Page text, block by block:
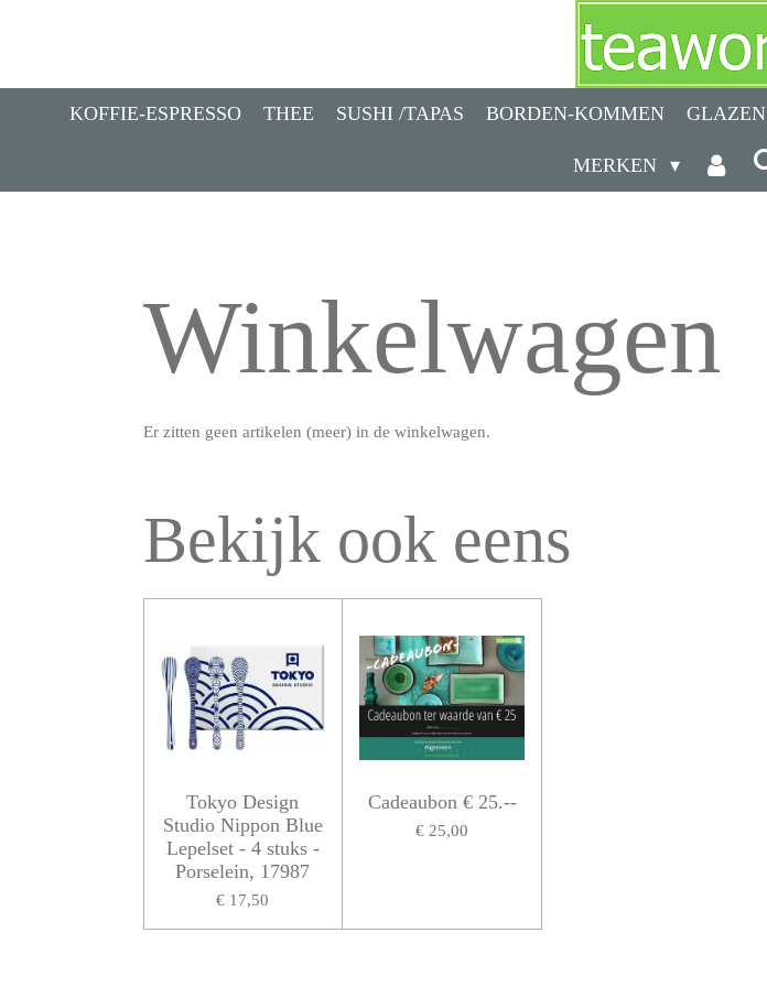
de
hoofdinhoudKOFFIE-ESPRESSO THEE SUSHI /TAPAS BORDEN-KOMMEN GLAZEN
MERKEN
Winkelwagen
Er zitten geen artikelen (meer) in de winkelwagen.
Bekijk ook eens
Tokyo Design
Studio Nippon Blue
Lepelset - 4 stuks -
Porselein, 17987
€ 17,50
Cadeaubon € 25.--
€ 25,00